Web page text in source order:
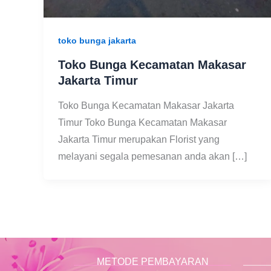
toko bunga jakarta
Toko Bunga Kecamatan Makasar
Jakarta Timur
Toko Bunga Kecamatan Makasar Jakarta
Timur Toko Bunga Kecamatan Makasar
Jakarta Timur merupakan Florist yang
melayani segala pemesanan anda akan […]
METODE PEMBAYARAN